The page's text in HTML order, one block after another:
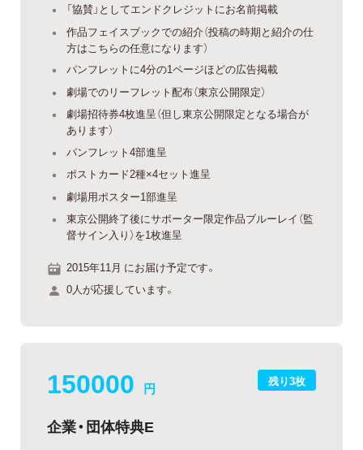
「協賛」としてエンドクレジットにお名前掲載
作品フェイスブックでの紹介（投稿の時期と紹介の仕
方はこちらの任意になります）
パンフレットに4分の1ページほどの広告掲載
劇場でのリーフレット配布（東京公開限定）
劇場招待券4枚進呈（但し東京公開限定となる場合が
あります）
パンフレット4部進呈
ポストカード2種×4セット進呈
劇場用ポスター1部進呈
東京公開終了後にサポーター限定作品ブルーレイ（監
督サイン入り）を1枚進呈
2015年11月 にお届け予定です。
0人が応援しています。
残り3枚
150000 円
企業・団体特典E